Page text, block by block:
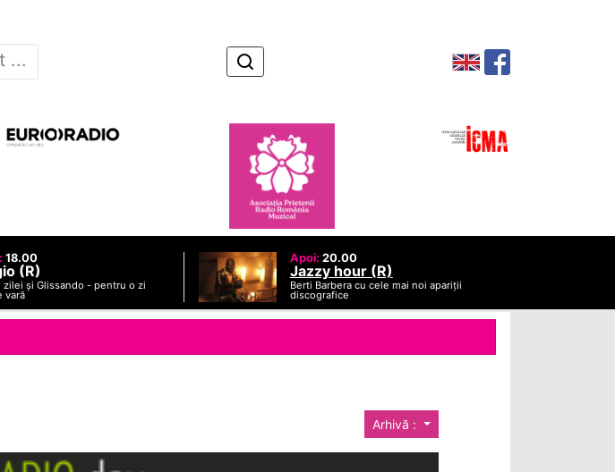
...
18.00
(R)
zilei și Glissando - pentru o zi
vară
Apoi: 20.00
Jazzy hour (R)
Berti Barbera cu cele mai noi apariții
discografice
Arhivă :